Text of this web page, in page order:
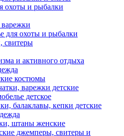
охоты и рыбалки
для охоты и рыбалки
свитеры
и активного отдыха
костюмы
варежки детские
детское
балаклавы, кепки детские
штаны женские
джемперы, свитеры и